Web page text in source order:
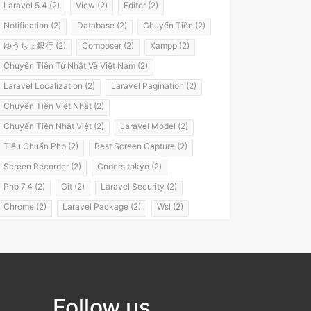
Laravel 5.4 (2)
View (2)
Editor (2)
Notification (2)
Database (2)
Chuyển Tiền (2)
ゆうちょ銀行 (2)
Composer (2)
Xampp (2)
Chuyển Tiền Từ Nhật Về Việt Nam (2)
Laravel Localization (2)
Laravel Pagination (2)
Chuyển Tiền Việt Nhật (2)
Chuyển Tiền Nhật Việt (2)
Laravel Model (2)
Tiêu Chuẩn Php (2)
Best Screen Capture (2)
Screen Recorder (2)
Coders.tokyo (2)
Php 7.4 (2)
Git (2)
Laravel Security (2)
Chrome (2)
Laravel Package (2)
Wsl (2)
Luyện Nói Tiếng Nhật (1)
Shadowing (1)